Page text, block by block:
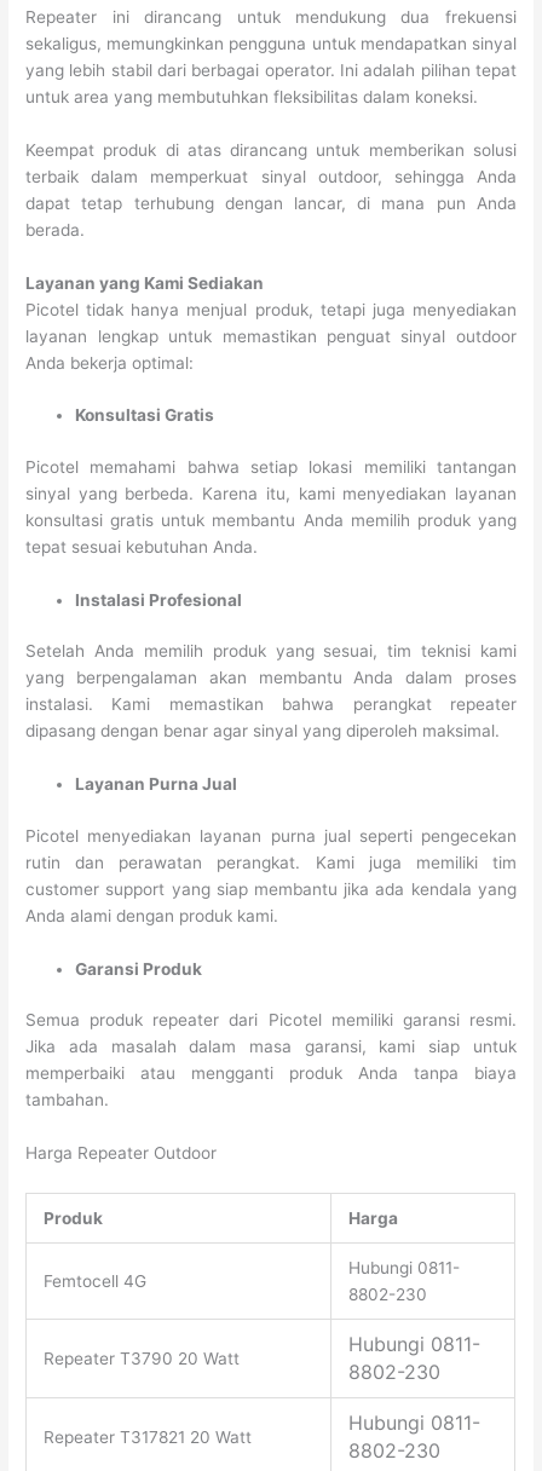
Repeater ini dirancang untuk mendukung dua frekuensi
sekaligus, memungkinkan pengguna untuk mendapatkan sinyal
yang lebih stabil dari berbagai operator. Ini adalah pilihan tepat
untuk area yang membutuhkan fleksibilitas dalam koneksi.
Keempat produk di atas dirancang untuk memberikan solusi
terbaik dalam memperkuat sinyal outdoor, sehingga Anda
dapat tetap terhubung dengan lancar, di mana pun Anda
berada.
Layanan yang Kami Sediakan
Picotel tidak hanya menjual produk, tetapi juga menyediakan
layanan lengkap untuk memastikan penguat sinyal outdoor
Anda bekerja optimal:
Konsultasi Gratis
Picotel memahami bahwa setiap lokasi memiliki tantangan
sinyal yang berbeda. Karena itu, kami menyediakan layanan
konsultasi gratis untuk membantu Anda memilih produk yang
tepat sesuai kebutuhan Anda.
Instalasi Profesional
Setelah Anda memilih produk yang sesuai, tim teknisi kami
yang berpengalaman akan membantu Anda dalam proses
instalasi. Kami memastikan bahwa perangkat repeater
dipasang dengan benar agar sinyal yang diperoleh maksimal.
Layanan Purna Jual
Picotel menyediakan layanan purna jual seperti pengecekan
rutin dan perawatan perangkat. Kami juga memiliki tim
customer support yang siap membantu jika ada kendala yang
Anda alami dengan produk kami.
Garansi Produk
Semua produk repeater dari Picotel memiliki garansi resmi.
Jika ada masalah dalam masa garansi, kami siap untuk
memperbaiki atau mengganti produk Anda tanpa biaya
tambahan.
Harga Repeater Outdoor
Produk Harga
Femtocell 4G
Hubungi 0811-
8802-230
Repeater T3790 20 Watt
Hubungi 0811-
8802-230
Repeater T317821 20 Watt
Hubungi 0811-
8802-230